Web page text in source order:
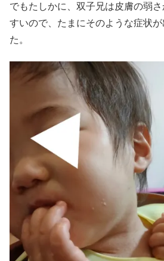
でもたしかに、双子兄は皮膚の弱
すいので、たまにそのような症状
た。